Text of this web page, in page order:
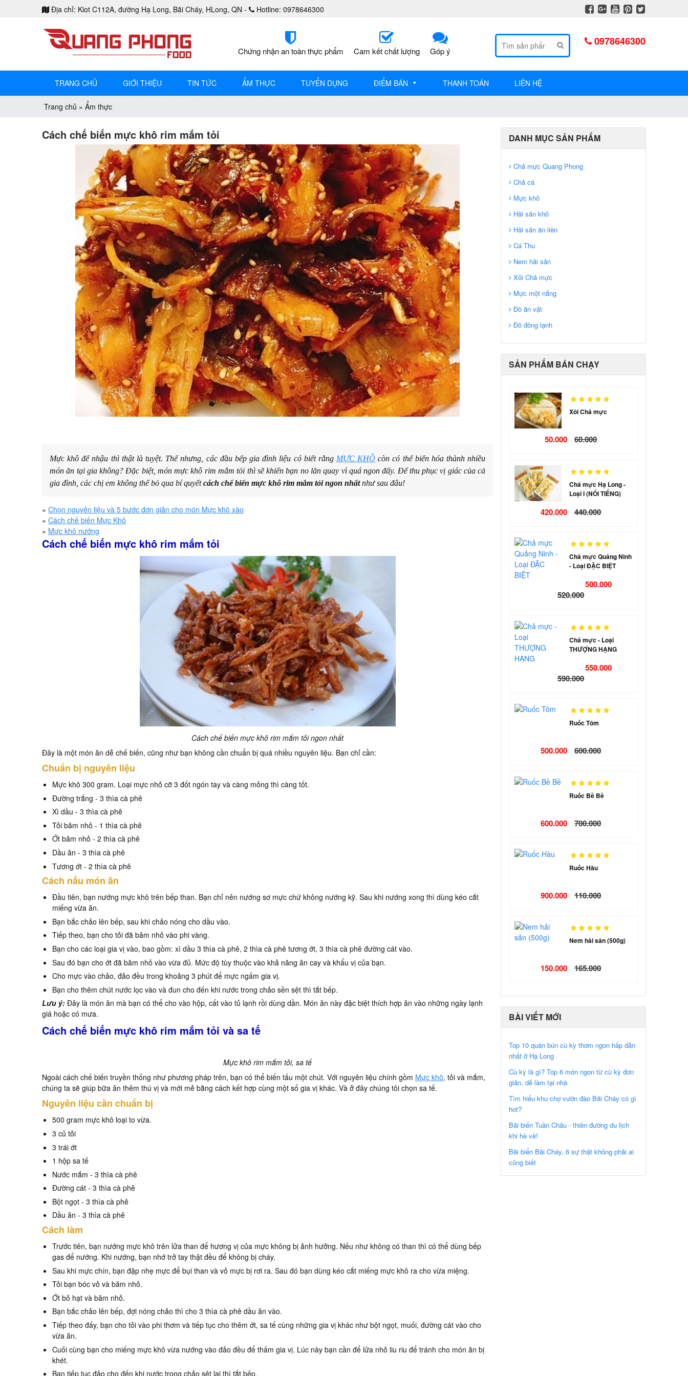
Địa chỉ: Kiot C112A, đường Hạ Long, Bãi Cháy, HLong, QN - Hotline: 0978646300
Chứng nhận an toàn thực phẩm Cam kết chất lượng Góp ý
TÌM KIẾM0978646300
TRANG CHỦ GIỚI THIỆU TIN TỨC ẨM THỰC TUYỂN DỤNG ĐIỂM BÁN THANH TOÁN LIÊN HỆ
Trang chủ » Ẩm thực
Cách chế biến mực khô rim mắm tỏi
Mực khô để nhậu thì thật là tuyệt. Thế nhưng, các đầu bếp gia đình liệu có biết rằng MỰC KHÔ còn có thể biến hóa thành nhiều
món ăn tại gia không? Đặc biệt, món mực khô rim mắm tỏi thì sẽ khiến bạn no lăn quay vì quá ngon đấy. Để thu phục vị giác của cả
gia đình, các chị em không thể bỏ qua bí quyếtcách chế biến mực khô rim mắm tỏi ngon nhấtnhư sau đâu!
» Chọn nguyên liệu và 5 bước đơn giản cho món Mực khô xào
» Cách chế biến Mực Khô
» Mực khô nướng
Cách chế biến mực khô rim mắm tỏi
Cách chế biến mực khô rim mắm tỏi ngon nhất
Đây là một món ăn dễ chế biến, cũng như bạn không cần chuẩn bị quá nhiều nguyên liệu. Bạn chỉ cần:
Chuẩn bị nguyên liệu
Mực khô 300 gram. Loại mực nhỏ cỡ 3 đốt ngón tay và càng mỏng thì càng tốt.
Đường trắng - 3 thìa cà phê
Xì dầu - 3 thìa cà phê
Tỏi băm nhỏ - 1 thìa cà phê
Ớt băm nhỏ - 2 thìa cà phê
Dầu ăn - 3 thìa cà phê
Tương ớt - 2 thìa cà phê
Cách nấu món ăn
Đầu tiên, bạn nướng mực khô trên bếp than. Bạn chỉ nên nướng sơ mực chứ không nướng kỹ. Sau khi nướng xong thì dùng kéo cắt
miếng vừa ăn.
Bạn bắc chảo lên bếp, sau khi chảo nóng cho dầu vào.
Tiếp theo, bạn cho tỏi đã băm nhỏ vào phi vàng.
Bạn cho các loại gia vị vào, bao gồm: xì dầu 3 thìa cà phê, 2 thìa cà phê tương ớt, 3 thìa cà phê đường cát vào.
Sau đó bạn cho ớt đã băm nhỏ vào vừa đủ. Mức độ tùy thuộc vào khả năng ăn cay và khẩu vị của bạn.
Cho mực vào chảo, đảo đều trong khoảng 3 phút để mực ngấm gia vị.
Bạn cho thêm chút nước lọc vào và đun cho đến khi nước trong chảo sền sệt thì tắt bếp.
Lưu ý: Đây là món ăn mà bạn có thể cho vào hộp, cất vào tủ lạnh rồi dùng dần. Món ăn này đặc biệt thích hợp ăn vào những ngày lạnh
giá hoặc có mưa.
Cách chế biến mực khô rim mắm tỏi và sa tế
Mực khô rim mắm tỏi, sa tế
Ngoài cách chế biến truyền thống như phương pháp trên, bạn có thể biến tấu một chút. Với nguyên liệu chính gồm Mực khô, tỏi và mắm,
chúng ta sẽ giúp bữa ăn thêm thú vị và mới mẻ bằng cách kết hợp cùng một số gia vị khác. Và ở đây chúng tôi chọn sa tế.
Nguyên liệu cần chuẩn bị
500 gram mực khô loại to vừa.
3 củ tỏi
3 trái ớt
1 hộp sa tế
Nước mắm - 3 thìa cà phê
Đường cát - 3 thìa cà phê
Bột ngọt - 3 thìa cà phê
Dầu ăn - 3 thìa cà phê
Cách làm
Trước tiên, bạn nướng mực khô trên lửa than để hương vị của mực không bị ảnh hưởng. Nếu như không có than thì có thể dùng bếp
gas để nướng. Khi nướng, bạn nhớ trở tay thật đều để không bị cháy.
Sau khi mực chín, bạn đập nhẹ mực để bụi than và vỏ mực bị rơi ra. Sau đó bạn dùng kéo cắt miếng mực khô ra cho vừa miệng.
Tỏi bạn bóc vỏ và băm nhỏ.
Ớt bỏ hạt và băm nhỏ.
Bạn bắc chảo lên bếp, đợi nóng chảo thì cho 3 thìa cà phê dầu ăn vào.
Tiếp theo đấy, bạn cho tỏi vào phi thơm và tiếp tục cho thêm ớt, sa tế cùng những gia vị khác như bột ngọt, muối, đường cát vào cho
vừa ăn.
Cuối cùng bạn cho miếng mực khô vừa nướng vào đảo đều để thấm gia vị. Lúc này bạn cần để lửa nhỏ liu riu để tránh cho món ăn bị
khét.
Bạn tiếp tục đảo cho đến khi nước trong chảo sệt lại thì tắt bếp.
DANH MỤC SẢN PHẨM
Chả mực Quang Phong
Chả cá
Mực khô
Hải sản khô
Hải sản ăn liền
Cá Thu
Nem hải sản
Xôi Chả mực
Mực một nắng
Đồ ăn vặt
Đồ đông lạnh
SẢN PHẨM BÁN CHẠY
Xôi Chả mực
50.000 60.000
Chả mực Hạ Long -
Loại I (NỔI TIẾNG)
420.000 440.000
Chả mực Quảng Ninh
- Loại ĐẶC BIỆT
500.000
520.000
Chả mực - Loại
THƯỢNG HẠNG
550.000
590.000
Ruốc Tôm
500.000 600.000
Ruốc Bề Bề
600.000 700.000
Ruốc Hàu
900.000 110.000
Nem hải sản (500g)
150.000 165.000
BÀI VIẾT MỚI
Top 10 quán bún cù kỳ thơm ngon hấp dẫn
nhất ở Hạ Long
Cù kỳ là gì? Top 6 món ngon từ cù kỳ đơn
giản, dễ làm tại nhà
Tìm hiểu khu chợ vườn đào Bãi Cháy có gì
hot?
Bãi biển Tuần Châu - thiên đường du lịch
khi hè về!
Bãi biển Bãi Cháy, 6 sự thật không phải ai
cũng biết